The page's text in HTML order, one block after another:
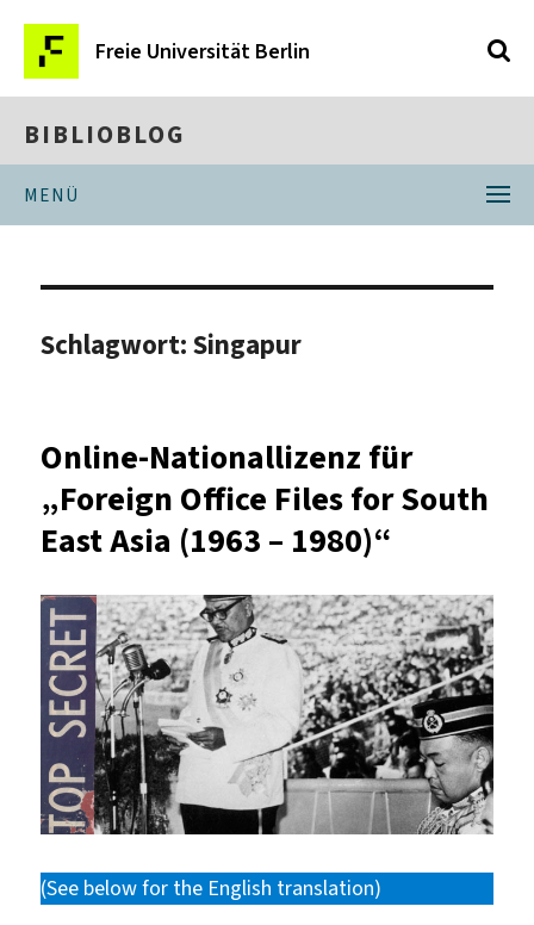
Freie Universität Berlin
BIBLIOBLOG
MENÜ
Schlagwort:Singapur
Online-Nationallizenz für
„Foreign Office Files for South
East Asia (1963 – 1980)“
(See below for the English translation)